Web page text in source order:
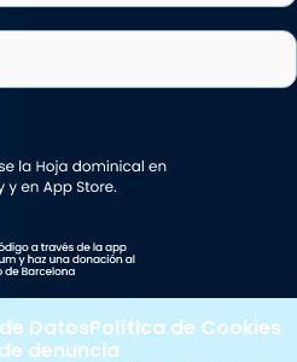
DatosPolítica de Cookies
denuncia